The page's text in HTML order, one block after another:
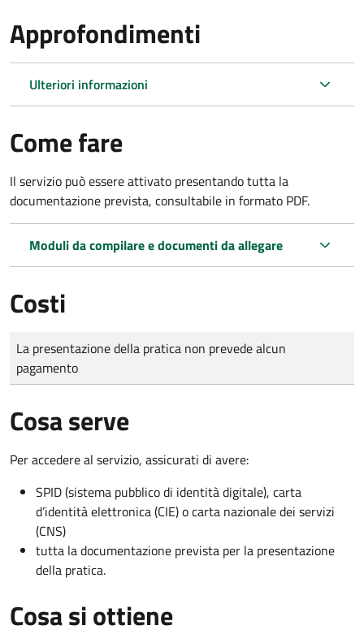
Approfondimenti
Ulteriori informazioni
Come fare
Il servizio può essere attivato presentando tutta la
documentazione prevista, consultabile in formato PDF.
Moduli da compilare e documenti da allegare
Costi
Tipo di pagamento
Importo
La presentazione della pratica non prevede alcun
pagamento
Cosa serve
Per accedere al servizio, assicurati di avere:
SPID (sistema pubblico di identità digitale), carta
d’identità elettronica (CIE) o carta nazionale dei servizi
(CNS)
tutta la documentazione prevista per la presentazione
della pratica.
Cosa si ottiene